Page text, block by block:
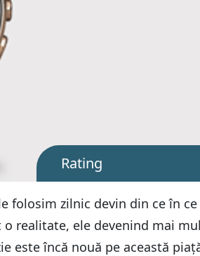
Rating
folosim zilnic devin din ce în
realitate, ele devenind mai
este încă nouă pe această